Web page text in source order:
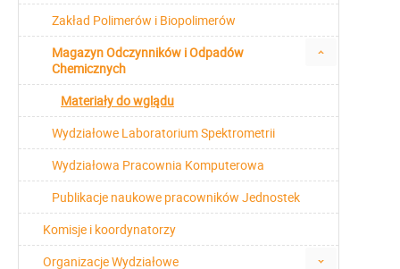
Zakład Polimerów i Biopolimerów
Magazyn Odczynników i Odpadów
Chemicznych
Materiały do wglądu
Wydziałowe Laboratorium Spektrometrii
Wydziałowa Pracownia Komputerowa
Publikacje naukowe pracowników Jednostek
Komisje i koordynatorzy
Organizacje Wydziałowe